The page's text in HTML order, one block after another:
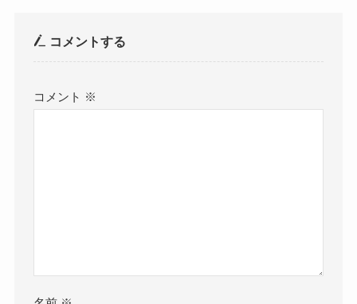
コメントする
コメント ※